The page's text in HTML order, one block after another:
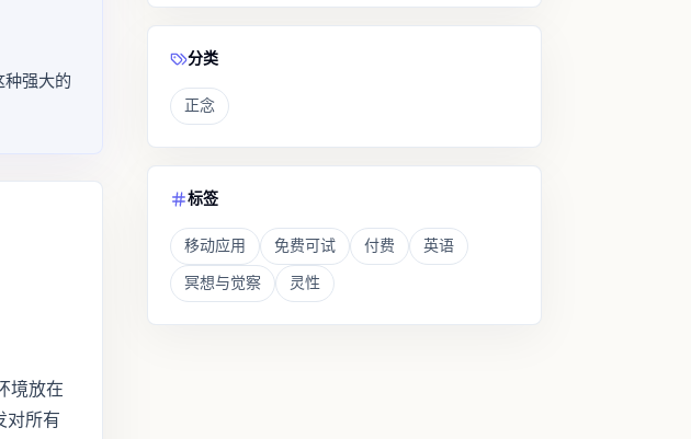
种强大的
境放在
对所有
分类
正念
标签
移动应用 免费可试 付费
英语
冥想与觉察
灵性